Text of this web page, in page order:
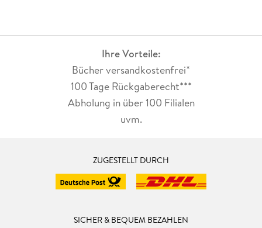
Ihre Vorteile:
Bücher versandkostenfrei*
100 Tage Rückgaberecht***
Abholung in über 100 Filialen
uvm.
ZUGESTELLT DURCH
SICHER & BEQUEM BEZAHLEN